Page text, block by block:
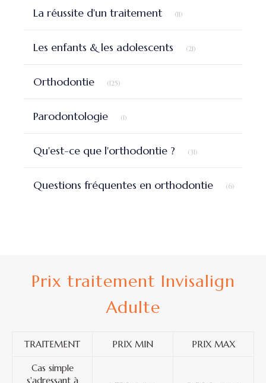
La réussite d'un traitement (11)
Les enfants & les adolescents (21)
Orthodontie (125)
Parodontologie (1)
Qu'est-ce que l'orthodontie ? (31)
Questions fréquentes en orthodontie (6)
Prix traitement Invisalign
Adulte
TRAITEMENT PRIX MIN PRIX MAX
Cas simple
s'adressant à